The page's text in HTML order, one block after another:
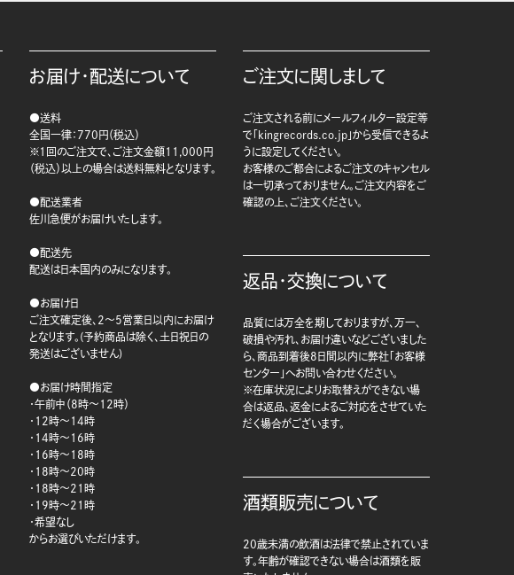
お届け・配送について
●送料
全国一律：770円（税込）
※1回のご注文で、ご注文金額11,000円
（税込）以上の場合は送料無料となります。
●配送業者
佐川急便がお届けいたします。
●配送先
配送は日本国内のみになります。
●お届け日
ご注文確定後、2～5営業日以内にお届け
となります。(予約商品は除く、土日祝日の
発送はございません)
●お届け時間指定
・午前中（8時～12時）
・12時～14時
・14時～16時
・16時～18時
・18時～20時
・18時～21時
・19時～21時
・希望なし
からお選びいただけます。
ご注文に関しまして
ご注文される前にメールフィルター設定等
で「kingrecords.co.jp」から受信できるよ
うに設定してください。
お客様のご都合によるご注文のキャンセル
は一切承っておりません。ご注文内容をご
確認の上、ご注文ください。
返品・交換について
品質には万全を期しておりますが、万一、
破損や汚れ、お届け違いなどございました
ら、商品到着後8日間以内に弊社「お客様
センター」へお問い合わせください。
※在庫状況によりお取替えができない場
合は返品、返金によるご対応をさせていた
だく場合がございます。
酒類販売について
20歳未満の飲酒は法律で禁止されていま
す。年齢が確認できない場合は酒類を販